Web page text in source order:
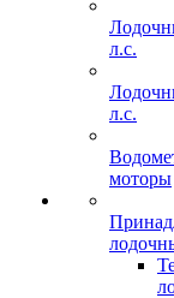
л.с.
л.с.
моторы